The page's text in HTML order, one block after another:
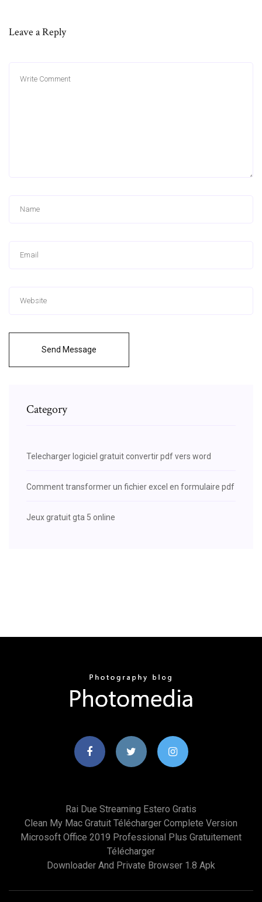
Leave a Reply
Send Message
Category
Telecharger logiciel gratuit convertir pdf vers word
Comment transformer un fichier excel en formulaire pdf
Jeux gratuit gta 5 online
Rai Due Streaming Estero Gratis
Clean My Mac Gratuit Télécharger Complete Version
Microsoft Office 2019 Professional Plus Gratuitement
Télécharger
Downloader And Private Browser 1.8 Apk